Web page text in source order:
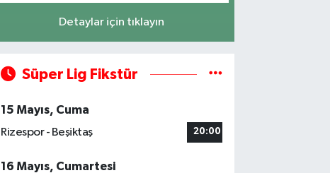
Detaylar için tıklayın
Süper Lig Fikstür
15 Mayıs, Cuma
Rizespor - Beşiktaş
20:00
16 Mayıs, Cumartesi